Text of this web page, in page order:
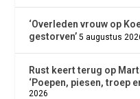
‘Overleden vrouw op
gestorven’ 5 augustus
Rust keert terug op
‘Poepen, piesen, troep
2026